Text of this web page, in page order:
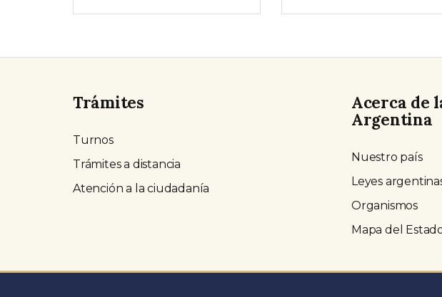
Trámites
Turnos
Trámites a distancia
Atención a la ciudadanía
Acerca de
Argentina
Nuestro país
Leyes
Organismos
Mapa del